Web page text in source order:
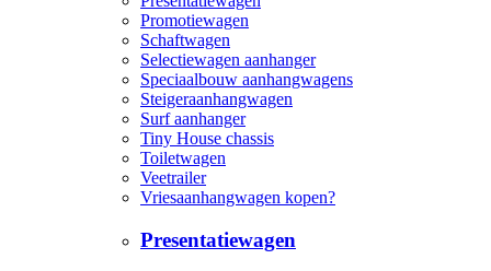
Promotiewagen
Schaftwagen
Selectiewagen aanhanger
Speciaalbouw aanhangwagens
Steigeraanhangwagen
Surf aanhanger
Tiny House chassis
Toiletwagen
Veetrailer
Vriesaanhangwagen kopen?
Presentatiewagen